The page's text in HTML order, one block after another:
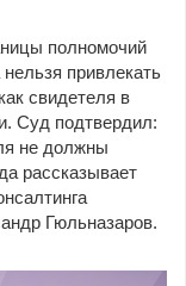
полномочий
привлекать
свидетеля в
Суд подтвердил:
не должны
рассказывает
Гюльназаров.